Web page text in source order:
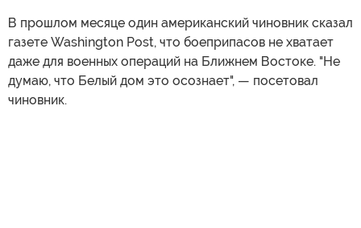
В прошлом месяце один американский чиновник сказал
газете Washington Post, что боеприпасов не хватает
даже для военных операций на Ближнем Востоке. "Не
думаю, что Белый дом это осознает", — посетовал
чиновник.